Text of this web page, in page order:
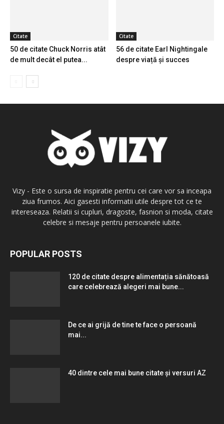
Citate
50 de citate Chuck Norris atât
de mult decât el putea...
Citate
56 de citate Earl Nightingale
despre viață și succes
Vizy - Este o sursa de inspiratie pentru cei care vor sa inceapa
ziua frumos. Aici gasesti informatii utile despre tot ce te
intereseaza. Relatii si cupluri, dragoste, fasnion si moda, citate
celebre si mesaje pentru persoanele iubite.
POPULAR POSTS
120 de citate despre alimentația sănătoasă
care celebrează alegeri mai bune...
De ce ai grijă de tine te face o persoană
mai...
40 dintre cele mai bune citate și versuri AZ